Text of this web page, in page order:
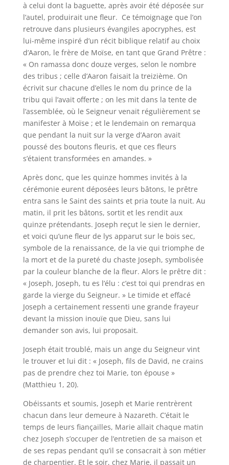
à celui dont la baguette, après avoir été déposée sur
l’autel, produirait une fleur. Ce témoignage que l’on
retrouve dans plusieurs évangiles apocryphes, est
lui-même inspiré d’un récit biblique relatif au choix
d’Aaron, le frère de Moïse, en tant que Grand Prêtre :
« On ramassa donc douze verges, selon le nombre
des tribus ; celle d’Aaron faisait la treizième. On
écrivit sur chacune d’elles le nom du prince de la
tribu qui l’avait offerte ; on les mit dans la tente de
l’assemblée, où le Seigneur venait régulièrement se
manifester à Moïse ; et le lendemain on remarqua
que pendant la nuit sur la verge d’Aaron avait
poussé des boutons fleuris, et que ces fleurs
s’étaient transformées en amandes. »
Après donc, que les quinze hommes invités à la
cérémonie eurent déposées leurs bâtons, le prêtre
entra sans le Saint des saints et pria toute la nuit. Au
matin, il prit les bâtons, sortit et les rendit aux
quinze prétendants. Joseph reçut le sien le dernier,
et voici qu’une fleur de lys apparut sur le bois sec,
symbole de la renaissance, de la vie qui triomphe de
la mort et de la pureté du chaste Joseph, symbolisée
par la couleur blanche de la fleur. Alors le prêtre dit :
« Joseph, Joseph, tu es l’élu : c’est toi qui prendras en
garde la vierge du Seigneur. » Le timide et effacé
Joseph a certainement ressenti une grande frayeur
devant la mission inouïe que Dieu, sans lui
demander son avis, lui proposait.
Joseph était troublé, mais un ange du Seigneur vint
le trouver et lui dit : « Joseph, fils de David, ne crains
pas de prendre chez toi Marie, ton épouse »
(Matthieu 1, 20).
Obéissants et soumis, Joseph et Marie rentrèrent
chacun dans leur demeure à Nazareth. C’était le
temps de leurs fiançailles, Marie allait chaque matin
chez Joseph s’occuper de l’entretien de sa maison et
de ses repas pendant qu’il se consacrait à son métier
de charpentier. Et le soir, chez Marie, il passait un